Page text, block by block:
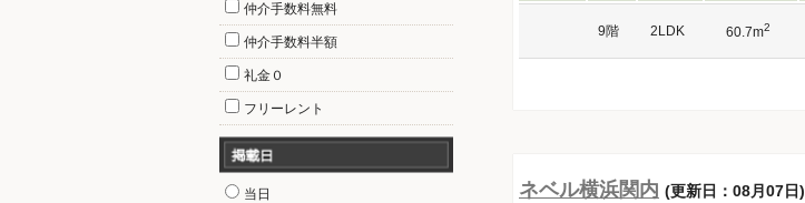
9階 2LDK 60.7m2
ネベル横浜関内 (更新日：08月07日)
仲介手数料無料
仲介手数料半額
礼金０
フリーレント
当日